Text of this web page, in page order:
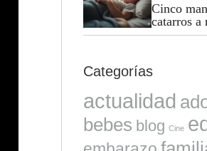
Cinco
catarros a
Categorías
actualidad
bebes blog Cine